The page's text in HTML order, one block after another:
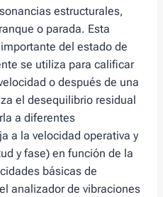
estructurales,
o parada. Esta
del estado de
se utiliza para calificar
o después de una
el desequilibrio residual
a diferentes
a la velocidad operativa y
y fase) en función de la
básicas de
analizador de vibraciones